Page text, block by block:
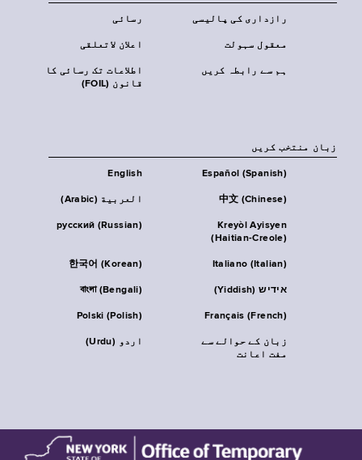
رسائی رازداری کی پالیسی
اعلان لاتعلقی معقول سہولت
اطلاعات تک رسائی کا
قانون (FOIL)
ہم سے رابطہ کریں
زبان منتخب کریں
English Español (Spanish)
العربية (Arabic) 中文 (Chinese)
русский (Russian)
Kreyòl Ayisyen
(Haitian-Creole)
한국어 (Korean) Italiano (Italian)
বাংলা (Bengali) אידיש (Yiddish)
Polski (Polish) Français (French)
اردو (Urdu)
زبان کے حوالے سے
مفت اعانت